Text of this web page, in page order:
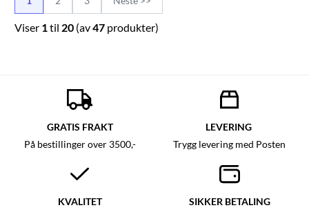
Viser 1 til 20 (av47 produkter)
GRATIS FRAKT
På bestillinger over 3500,-
LEVERING
Trygg levering med Posten
KVALITET SIKKER BETALING